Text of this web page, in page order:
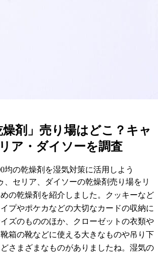
燥剤」売り場はどこ？キャ
ア・ダイソーを調査
均の乾燥剤を湿気対策に活用しよう
、セリア、ダイソーの乾燥剤売り場をリ
の乾燥剤を紹介しました。クッキーなど
プやポケカなどの大切なカードの収納に
ズのもののほか、クローゼットの衣類や
箱の靴などに使える大きなものや吊り下
さまざまなものがありましたね。湿気の